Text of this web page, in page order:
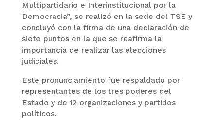
Multipartidario e Interinstitucional por la
Democracia”, se realizó en la sede del TSE y
concluyó con la firma de una declaración de
siete puntos en la que se reafirma la
importancia de realizar las elecciones
judiciales.
Este pronunciamiento fue respaldado por
representantes de los tres poderes del
Estado y de 12 organizaciones y partidos
políticos.